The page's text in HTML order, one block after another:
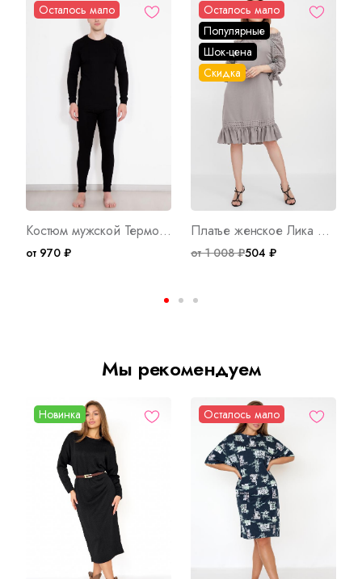
Осталось мало
Костюм мужской Термобелье Арт. 5033
от 970 ₽
Осталось мало
Популярные
Шок-цена
Скидка
Платье женское Лика C Арт. 8631
от 1 008 ₽504 ₽
Мы рекомендуем
Новинка Осталось мало